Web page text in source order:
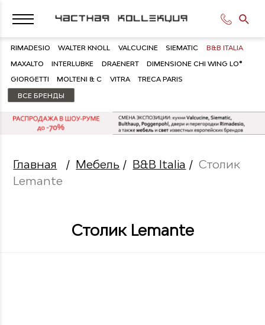
RIMADESIO WALTER KNOLL VALCUCINE SIEMATIC B&B ITALIA
MAXALTO INTERLUBKE DRAENERT DIMENSIONE CHI WING LO®
GIORGETTI MOLTENI & C VITRA TRECA PARIS
ВСЕ БРЕНДЫ
Главная / Мебель / B&B Italia /Столик
Lemante
Столик Lemante